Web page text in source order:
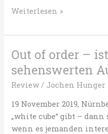
Helden
Mega-
Zwei
Ausstellungen
im
Museum
Nürnberg
Weiterlesen »
Out of order –
sehenswerten
Review / Jochen Hunger
19 November 2019,
„white cube“ gibt –
wenn es jemanden